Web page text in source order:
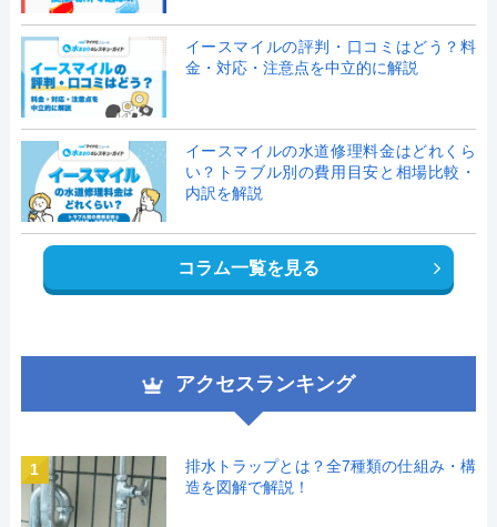
イースマイルの評判・口コミはどう？料
金・対応・注意点を中立的に解説
イースマイルの水道修理料金はどれくら
い？トラブル別の費用目安と相場比較・
内訳を解説
コラム一覧を見る
アクセスランキング
1
排水トラップとは？全7種類の仕組み・構
造を図解で解説！